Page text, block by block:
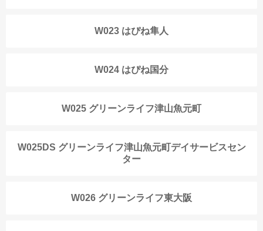
W023 はぴね隼人
W024 はぴね国分
W025 グリーンライフ津山魚元町
W025DS グリーンライフ津山魚元町デイサービスセン
ター
W026 グリーンライフ東大阪